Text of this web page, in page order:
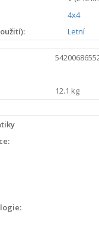
4x4
Letní
12.1 kg